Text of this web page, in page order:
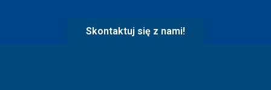
Skontaktuj się z nami!